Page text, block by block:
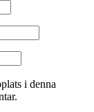
i denna